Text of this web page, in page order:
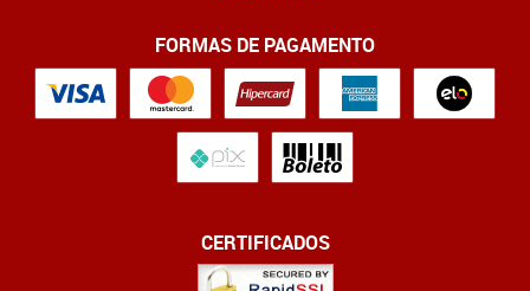
FORMAS DE PAGAMENTO
CERTIFICADOS